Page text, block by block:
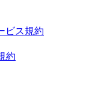
ビス規約
約